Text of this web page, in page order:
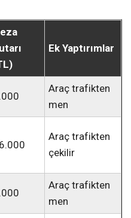
Ek Yaptırımlar
Araç trafikten
men
Araç trafikten
çekilir
Araç trafikten
men